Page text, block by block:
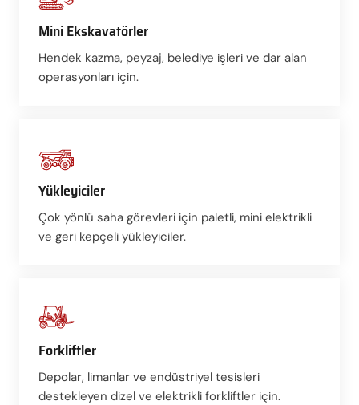
Mini Ekskavatörler
Hendek kazma, peyzaj, belediye işleri ve dar alan
operasyonları için.
Yükleyiciler
Çok yönlü saha görevleri için paletli, mini elektrikli
ve geri kepçeli yükleyiciler.
Forkliftler
Depolar, limanlar ve endüstriyel tesisleri
destekleyen dizel ve elektrikli forkliftler için.